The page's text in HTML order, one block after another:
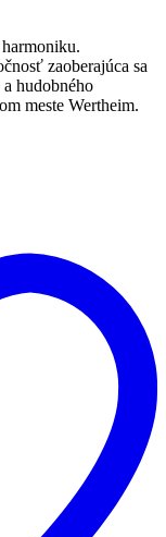
zaoberajúca sa
hudobného
meste Wertheim.